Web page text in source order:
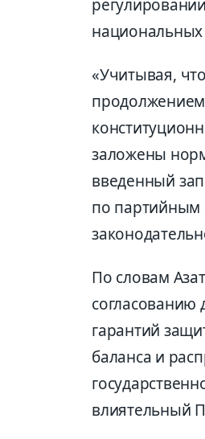
«Учитывая,
заложены
введенный
по партийным
По словам
согласованию
гарантий защи
баланса и
влиятельный П